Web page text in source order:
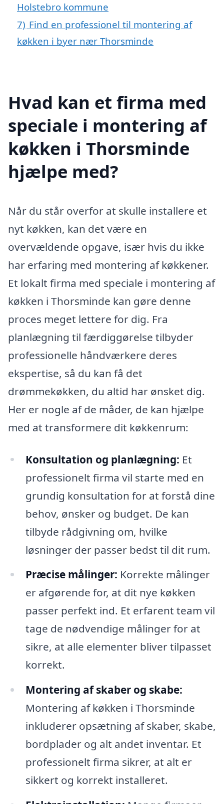
Holstebro kommune
7) Find en professionel til montering af
køkken i byer nær Thorsminde
Hvad kan et firma med
speciale i montering af
køkken i Thorsminde
hjælpe med?
Når du står overfor at skulle installere et
nyt køkken, kan det være en
overvældende opgave, især hvis du ikke
har erfaring med montering af køkkener.
Et lokalt firma med speciale i montering af
køkken i Thorsminde kan gøre denne
proces meget lettere for dig. Fra
planlægning til færdiggørelse tilbyder
professionelle håndværkere deres
ekspertise, så du kan få det
drømmekøkken, du altid har ønsket dig.
Her er nogle af de måder, de kan hjælpe
med at transformere dit køkkenrum:
Konsultation og planlægning: Et
professionelt firma vil starte med en
grundig konsultation for at forstå dine
behov, ønsker og budget. De kan
tilbyde rådgivning om, hvilke
løsninger der passer bedst til dit rum.
Præcise målinger: Korrekte målinger
er afgørende for, at dit nye køkken
passer perfekt ind. Et erfarent team vil
tage de nødvendige målinger for at
sikre, at alle elementer bliver tilpasset
korrekt.
Montering af skaber og skabe:
Montering af køkken i Thorsminde
inkluderer opsætning af skaber, skabe,
bordplader og alt andet inventar. Et
professionelt firma sikrer, at alt er
sikkert og korrekt installeret.